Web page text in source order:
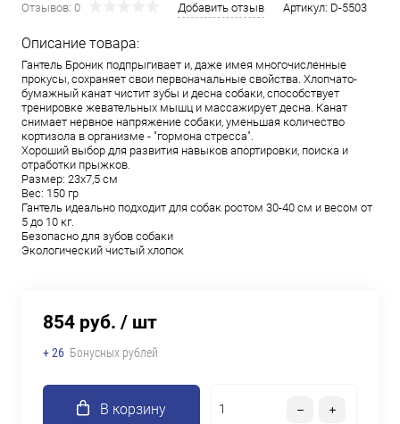
Отзывов: 0 Добавить отзыв Артикул: D-5503
Описание товара:
Гантель Броник подпрыгивает и, даже имея многочисленные
прокусы, сохраняет свои первоначальные свойства. Хлопчато-
бумажный канат чистит зубы и десна собаки, способствует
тренировке жевательных мышц и массажирует десна. Канат
снимает нервное напряжение собаки, уменьшая количество
кортизола в организме - "гормона стресса".
Хороший выбор для развития навыков апортировки, поиска и
отработки прыжков.
Размер: 23х7,5 см
Вес: 150 гр
Гантель идеально подходит для собак ростом 30-40 см и весом от
5 до 10 кг.
Безопасно для зубов собаки
Экологический чистый хлопок
854 руб. / шт
+ 26 Бонусных рублей
В корзину